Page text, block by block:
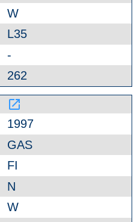
W
L35
-
262
launch
1997
GAS
FI
N
W